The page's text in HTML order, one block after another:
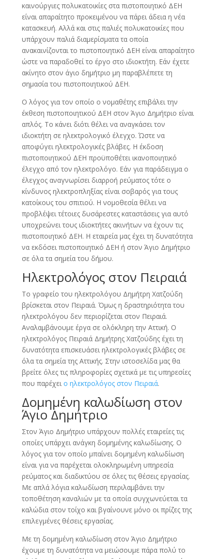
καινούργιες πολυκατοικίες στα πιστοποιητικό ΔΕΗ
είναι απαραίτητο προκειμένου να πάρει άδεια η νέα
κατασκευή. Αλλά και στις παλιές πολυκατοικίες που
υπάρχουν παλιά διαμερίσματα τα οποία
ανακαινίζονται το πιστοποιητικό ΔΕΗ είναι απαραίτητο
ώστε να παραδοθεί το έργο στο ιδιοκτήτη. Εάν έχετε
ακίνητο στον άγιο δημήτριο μη παραβλέπετε τη
σημασία του πιστοποιητικού ΔΕΗ.
Ο λόγος για τον οποίο ο νομαθέτης επιβάλει την
έκθεση πιστοποιητικού ΔΕΗ στον Άγιο Δημήτριο είναι
απλός. Το κάνει διότι θέλει να αναγκάσει τον
ιδιοκτήτη σε ηλεκτρολογικό έλεγχο. Ώστε να
αποφύγει ηλεκτρολογικές βλάβες. Η έκδοση
πιστοποιητικού ΔΕΗ προϋποθέτει ικανοποιητικό
έλεγχο από τον ηλεκτρολόγο. Εάν για παράδειγμα ο
έλεγχος αναγνωρίσει διαρροή ρεύματος τότε ο
κίνδυνος ηλεκτροπληξίας είναι σοβαρός για τους
κατοίκους του σπιτιού. Η νομοθεσία θέλει να
προβλέψει τέτοιες δυσάρεστες καταστάσεις για αυτό
υποχρεώνει τους ιδιοκτήτες ακινήτων να έχουν τις
πιστοποιητικό ΔΕΗ. Η εταιρεία μας έχει τη δυνατότητα
να εκδόσει πιστοποιητικό ΔΕΗ ή στον Άγιο Δημήτριο
σε όλα τα σημεία του δήμου.
Ηλεκτρολόγος στον Πειραιά
Το γραφείο του ηλεκτρολόγου Δημήτρη Χατζούδη
βρίσκεται στον Πειραιά. Όμως η δραστηριότητα του
ηλεκτρολόγου δεν περιορίζεται στον Πειραιά.
Αναλαμβάνουμε έργα σε ολόκληρη την Αττική. Ο
ηλεκτρολόγος Πειραιά Δημήτρης Χατζούδης έχει τη
δυνατότητα επισκευάσει ηλεκτρολογικές βλάβες σε
όλα τα σημεία της Αττικής. Στην ιστοσελίδα μας θα
βρείτε όλες τις πληροφορίες σχετικά με τις υπηρεσίες
που παρέχει ο ηλεκτρολόγος στον Πειραιά.
Δομημένη καλωδίωση στον
Άγιο Δημήτριο
Στον Άγιο Δημήτριο υπάρχουν πολλές εταιρείες τις
οποίες υπάρχει ανάγκη δομημένης καλωδίωσης. Ο
λόγος για τον οποίο μπαίνει δομημένη καλωδίωση
είναι για να παρέχεται ολοκληρωμένη υπηρεσία
ρεύματος και διαδικτύου σε όλες τις θέσεις εργασίας.
Με απλά λόγια καλωδίωση περιλαμβάνει την
τοποθέτηση καναλιών με τα οποία συγχωνεύεται τα
καλώδια στον τοίχο και βγαίνουνε μόνο οι πρίζες της
επιλεγμένες θέσεις εργασίας.
Με τη δομημένη καλωδίωση στον Άγιο Δημήτριο
έχουμε τη δυνατότητα να μειώσουμε πάρα πολύ το